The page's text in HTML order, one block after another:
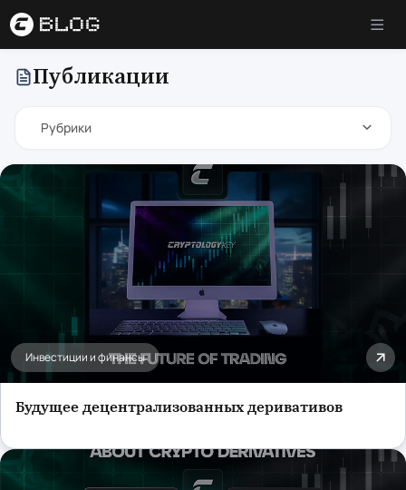
Публикации
Рубрики
Инвестиции и финансы
Всі статті розділу
Облигации и деривативы
Основы инвестирования
Фондовый рынок
Металлы
Биржи и платформы
Обучение и карьера
Инвестиции и финансы
Будущее децентрализованных деривативов